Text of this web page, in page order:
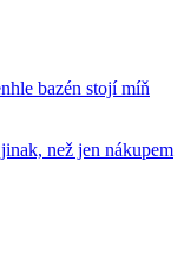
bazén stojí míň
než jen nákupem